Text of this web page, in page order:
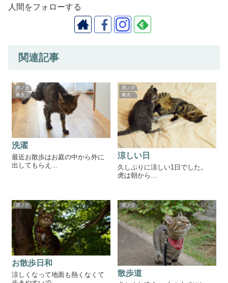
人間をフォローする
関連記事
虎ノ介
春太
洗濯
最近お散歩はお庭の中から外に
出してもらえ...
虎ノ介
春太
涼しい日
久しぶりに涼しい1日でした。
虎は朝から...
虎ノ介
お散歩日和
涼しくなって地面も熱くなくて
虎ノ介
散歩道